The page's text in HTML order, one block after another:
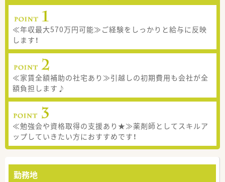
≪年収最大570万円可能≫ご経験をしっかりと給与に反映
します！
≪家賃全額補助の社宅あり≫引越しの初期費用も会社が全
額負担します♪
≪勉強会や資格取得の支援あり★≫薬剤師としてスキルア
ップしていきたい方におすすめです！
勤務地